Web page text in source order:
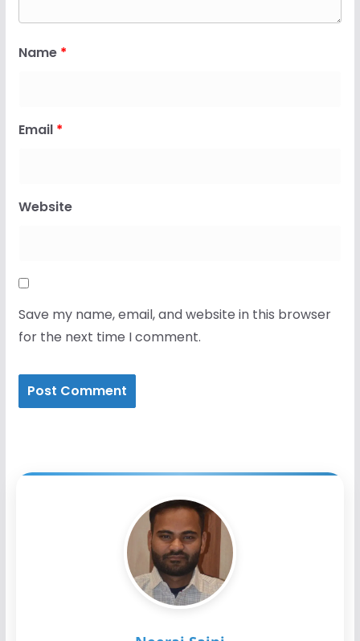
Name *
Email *
Website
Save my name, email, and website in this browser
for the next time I comment.